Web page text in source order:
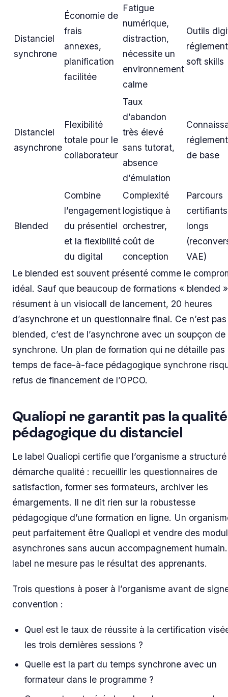
Distanciel
synchrone
Économie de
frais
annexes,
planification
facilitée
Fatigue
numérique,
distraction,
nécessite un
environnement
calme
Outils
soft skills
Distanciel
asynchrone
Flexibilité
totale pour le
collaborateur
Taux
d’abandon
très élevé
sans tutorat,
absence
d’émulation
de base
Blended
Combine
l’engagement
du présentiel
et la flexibilité
du digital
Complexité
logistique à
orchestrer,
coût de
conception
Parcours
certifiants
longs
VAE)
Le blended est souvent présenté comme le
idéal. Sauf que beaucoup de formations « blended
résument à un visiocall de lancement, 20 heures
d’asynchrone et un questionnaire final. Ce n’est
blended, c’est de l’asynchrone avec un soupçon de
synchrone. Un plan de formation qui ne détaille pas
temps de face-à-face pédagogique synchrone
refus de financement de l’OPCO.
Qualiopi ne garantit pas la qualité
pédagogique du distanciel
Le label Qualiopi certifie que l’organisme a
démarche qualité : recueillir les questionnaires de
satisfaction, former ses formateurs, archiver les
émargements. Il ne dit rien sur la robustesse
pédagogique d’une formation en ligne. Un
peut parfaitement être Qualiopi et vendre des
asynchrones sans aucun accompagnement
label ne mesure pas le résultat des apprenants.
Trois questions à poser à l’organisme avant de
convention :
Quel est le taux de réussite à la certification
les trois dernières sessions ?
Quelle est la part du temps synchrone avec un
formateur dans le programme ?